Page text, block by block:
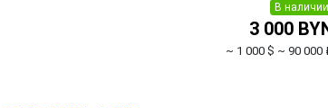
В наличии
3 000
~ 1 000 $ ~ 90 000